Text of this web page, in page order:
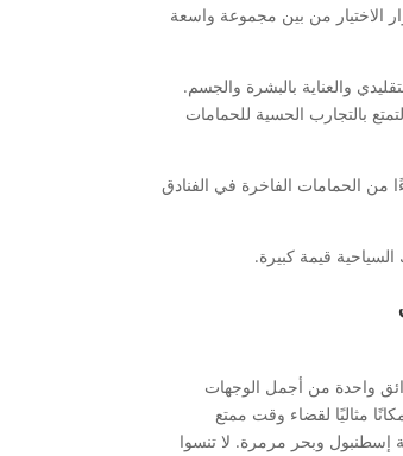
الاختيار من بين مجموعة واسعة
والعناية بالبشرة والجسم.
بالتجارب الحسية للحمامات
من الحمامات الفاخرة في الفنادق
قيمة كبيرة.
واحدة من أجمل الوجهات
مثاليًا لقضاء وقت ممتع
إسطنبول وبحر مرمرة. لا تنسوا